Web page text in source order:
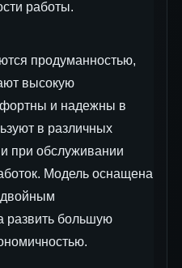
работы.
продуманностью,
высокую
и надежны в
в различных
при обслуживании
Модель оснащена
двойным
развить большую